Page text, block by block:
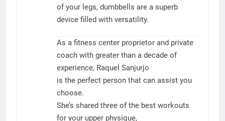
of your legs, dumbbells are a superb
device filled with versatility.
As a fitness center proprietor and private
coach with greater than a decade of
experience, Raquel Sanjurjo
is the perfect person that can assist you
choose.
She’s shared three of the best workouts
for your upper physique,